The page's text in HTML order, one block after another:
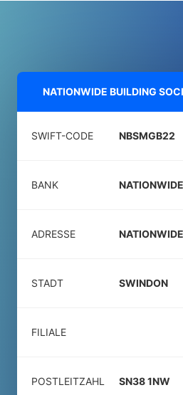
NATIONWIDE BUILDING
SWIFT-CODE NBSMGB22
BANK
ADRESSE
STADT SWINDON
FILIALE
POSTLEITZAHL SN38 1NW